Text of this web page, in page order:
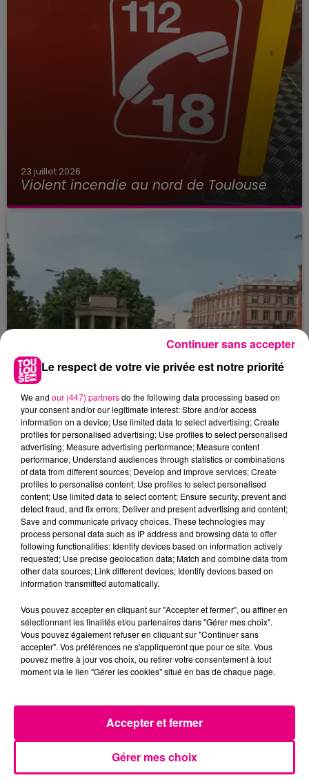
23 juillet 2026
Violent incendie au nord de Toulouse
22 juillet 2026
Toulouse : circulation perturbée dans le
secteur François Verdier...
Affaire Jubillar : le procès en appel
Le respect de votre vie privée est notre priorité
We and our (447) partnersdo the following data processing based on
your consent and/or our legitimate interest: Store and/or access
information on a device; Use limited data to select advertising; Create
profiles for personalised advertising; Use profiles to select personalised
advertising; Measure advertising performance; Measure content
performance; Understand audiences through statistics or combinations
of data from different sources; Develop and improve services; Create
profiles to personalise content; Use profiles to select personalised
content; Use limited data to select content; Ensure security, prevent and
detect fraud, and fix errors; Deliver and present advertising and content;
Save and communicate privacy choices. These technologies may
process personal data such as IP address and browsing data to offer
following functionalities: Identify devices based on information actively
requested; Use precise geolocation data; Match and combine data from
other data sources; Link different devices; Identify devices based on
information transmitted automatically.
Vous pouvez accepter en cliquant sur "Accepter et fermer", ou affiner en
sélectionnant les finalités et/ou partenaires dans "Gérer mes choix".
Vous pouvez également refuser en cliquant sur "Continuer sans
accepter". Vos préférences ne s'appliqueront que pour ce site. Vous
pouvez mettre à jour vos choix, ou retirer votre consentement à tout
moment via le lien "Gérer les cookies" situé en bas de chaque page.
Gérer mes choix
Accepter et fermer
Continuer sans accepter